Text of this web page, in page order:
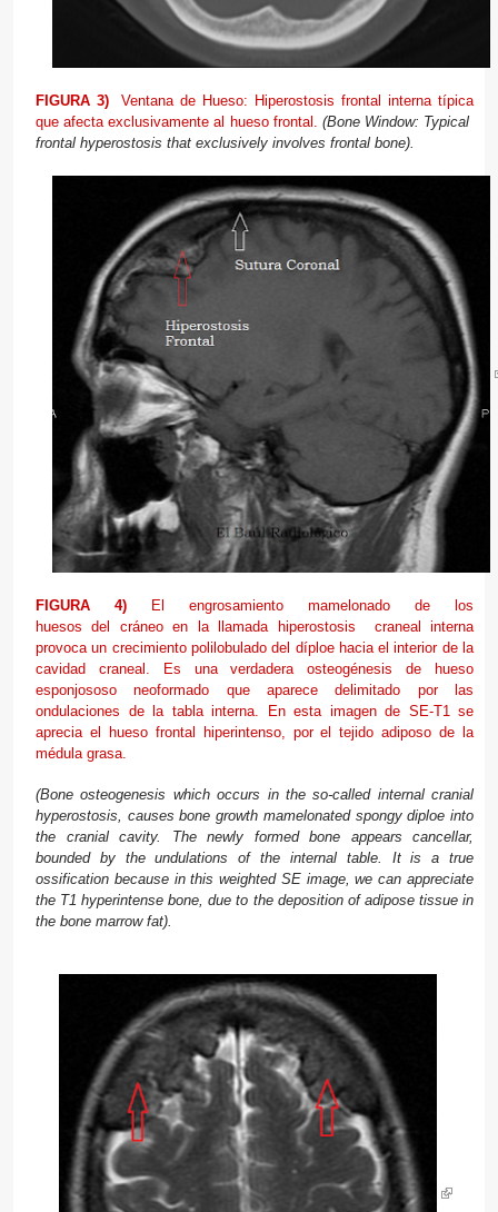
FIGURA 3)
Ventana de Hueso: Hiperostosis frontal interna típica
que afecta exclusivamente al hueso frontal. (Bone Window: Typical
frontal hyperostosis that exclusively involves frontal bone).
FIGURA 4) El engrosamiento mamelonado de los
huesos del cráneo en la llamada hiperostosis craneal interna
provoca un crecimiento polilobulado del díploe hacia el interior de la
cavidad craneal. Es una verdadera osteogénesis de hueso
esponjososo neoformado que aparece delimitado por las
ondulaciones de la tabla interna. En esta imagen de SE-T1 se
aprecia el hueso frontal hiperintenso, por el tejido adiposo de la
médula grasa.
(Bone osteogenesis which occurs in the so-called internal cranial
hyperostosis, causes bone growth mamelonated spongy diploe into
the cranial cavity.
The newly formed bone appears
cancellar,
bounded by the undulations of the internal table.
It is a true
ossification because in this weighted SE image, we can appreciate
the T1 hyperintense bone, due to the deposition of adipose tissue in
the bone marrow fat).